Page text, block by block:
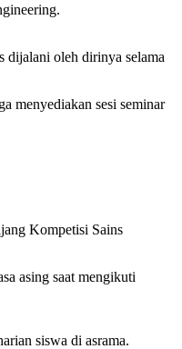
dijalani oleh dirinya selama
menyediakan sesi seminar
Kompetisi Sains
asing saat mengikuti
siswa di asrama.